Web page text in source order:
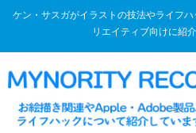
ケン・サスガがイラストの技法やライフ
リエイティブ向けに紹